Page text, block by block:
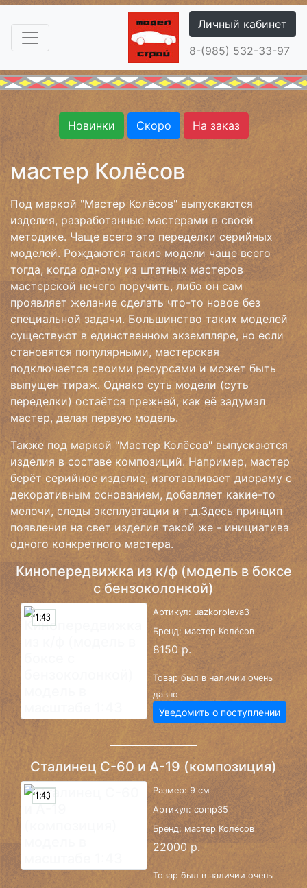
Личный кабинет
8-(985) 532-33-97
Новинки Скоро На заказ
мастер Колёсов
Под маркой "Мастер Колёсов" выпускаются
изделия, разработанные мастерами в своей
методике. Чаще всего это переделки серийных
моделей. Рождаются такие модели чаще всего
тогда, когда одному из штатных мастеров
мастерской нечего поручить, либо он сам
проявляет желание сделать что-то новое без
специальной задачи. Большинство таких моделей
существуют в единственном экземпляре, но если
становятся популярными, мастерская
подключается своими ресурсами и может быть
выпущен тираж. Однако суть модели (суть
переделки) остаётся прежней, как её задумал
мастер, делая первую модель.
Также под маркой "Мастер Колёсов" выпускаются
изделия в составе композиций. Например, мастер
берёт серийное изделие, изготавливает диораму с
декоративным основанием, добавляет какие-то
мелочи, следы эксплуатации и т.д.Здесь принцип
появления на свет изделия такой же - инициатива
одного конкретного мастера.
Кинопередвижка из к/ф (модель в боксе
с бензоколонкой)
Артикул: uazkoroleva3
Бренд: мастер Колёсов
8150 р.
Товар был в наличии очень
давно
Уведомить о поступлении
Сталинец С-60 и А-19 (композиция)
Размер: 9 см
Артикул: comp35
Бренд: мастер Колёсов
22000 р.
Товар был в наличии очень